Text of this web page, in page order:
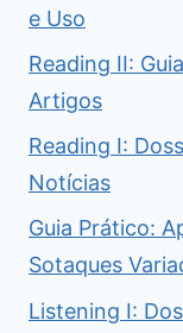
e Uso
Reading II:
Artigos
Reading I:
Notícias
Guia Prático:
Sotaques
Listening I: